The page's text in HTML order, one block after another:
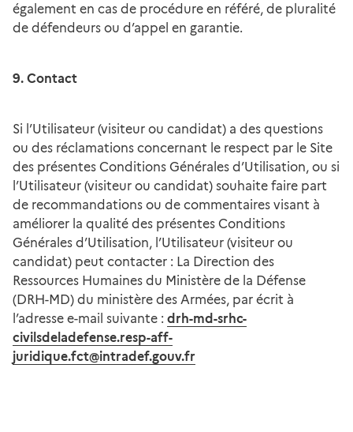
également en cas de procédure en référé, de pluralité
de défendeurs ou d’appel en garantie.
9. Contact
Si l’Utilisateur (visiteur ou candidat) a des questions
ou des réclamations concernant le respect par le Site
des présentes Conditions Générales d’Utilisation, ou si
l’Utilisateur (visiteur ou candidat) souhaite faire part
de recommandations ou de commentaires visant à
améliorer la qualité des présentes Conditions
Générales d’Utilisation, l’Utilisateur (visiteur ou
candidat) peut contacter : La Direction des
Ressources Humaines du Ministère de la Défense
(DRH-MD) du ministère des Armées, par écrit à
l’adresse e-mail suivante : drh-md-srhc-
civilsdeladefense.resp-aff-
juridique.fct@intradef.gouv.fr